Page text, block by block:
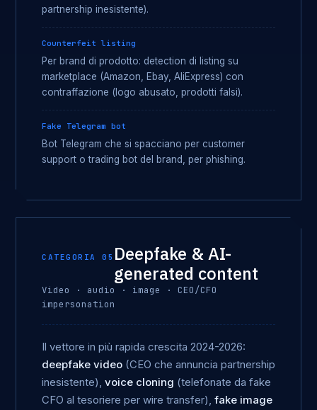
partnership inesistente).
Counterfeit listing
Per brand di prodotto: detection di listing su
marketplace (Amazon, Ebay, AliExpress) con
contraffazione (logo abusato, prodotti falsi).
Fake Telegram bot
Bot Telegram che si spacciano per customer
support o trading bot del brand, per phishing.
CATEGORIA 05 Deepfake & AI-
generated content
Video · audio · image · CEO/CFO
impersonation
Il vettore in più rapida crescita 2024-2026:
deepfake video (CEO che annuncia partnership
inesistente), voice cloning (telefonate da fake
CFO al tesoriere per wire transfer), fake image